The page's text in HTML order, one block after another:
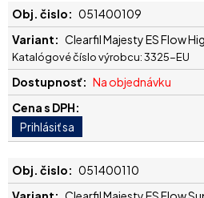
051400109
Clearfil Majesty ES Flow
Katalógové číslo výrobcu: 3325-EU
Na objednávku
051400110